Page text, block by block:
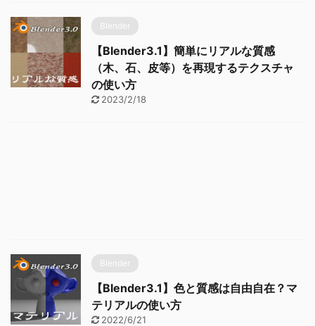
Blender
【Blender3.1】簡単にリアルな質感
（木、石、皮等）を再現するテクスチャ
の使い方
2023/2/18
Blender
【Blender3.1】色と質感は自由自在？マ
テリアルの使い方
2022/6/21